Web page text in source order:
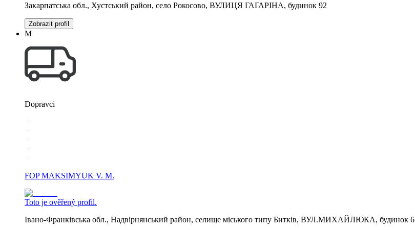
Закарпатська обл., Хустський район, село Рокосово, ВУЛИЦЯ ГАГАРІНА, будинок 92
Zobrazit profil
М
Dopravci
FOP MAKSIMYUK V. M.
Toto je ověřený profil.
Івано-Франківська обл., Надвірнянський район, селище міського типу Битків, ВУЛ.МИХАЙЛЮКА, будинок 6